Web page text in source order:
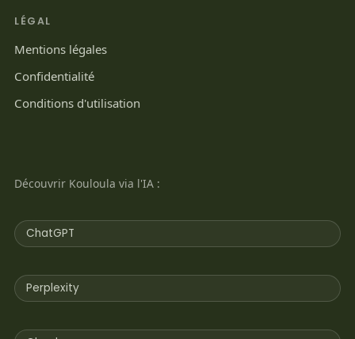
LÉGAL
Mentions légales
Confidentialité
Conditions d'utilisation
Découvrir Kouloula via l'IA :
ChatGPT
Perplexity